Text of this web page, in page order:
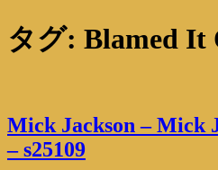
タグ: Blamed It
Mick Jackson – Mick
– s25109